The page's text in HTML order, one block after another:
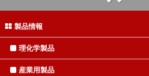
製品情報
理化学製品
産業用製品